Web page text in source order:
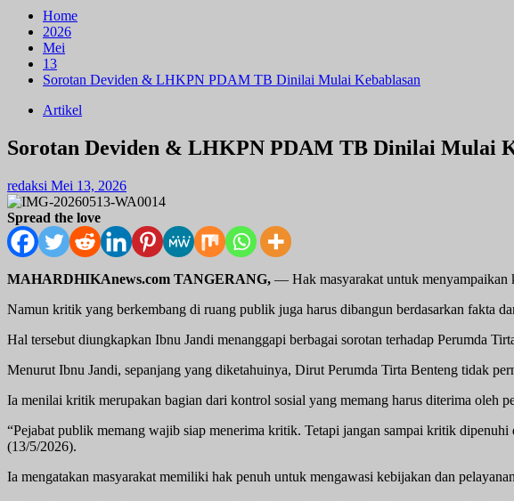
Home
2026
Mei
13
Sorotan Deviden & LHKPN PDAM TB Dinilai Mulai Kebablasan
Artikel
Sorotan Deviden & LHKPN PDAM TB Dinilai Mulai
redaksi Mei 13, 2026
Spread the love
MAHARDHIKAnews.com TANGERANG, — Hak masyarakat untuk menyampaikan
Namun kritik yang berkembang di ruang publik juga harus dibangun berdasarkan fakta
Hal tersebut diungkapkan Ibnu Jandi menanggapi berbagai sorotan terhadap Perumda
Menurut Ibnu Jandi, sepanjang yang diketahuinya, Dirut Perumda Tirta Benteng tidak
Ia menilai kritik merupakan bagian dari kontrol sosial yang memang harus diterima oleh
“Pejabat publik memang wajib siap menerima kritik. Tetapi jangan sampai kritik
(13/5/2026).
Ia mengatakan masyarakat memiliki hak penuh untuk mengawasi kebijakan dan